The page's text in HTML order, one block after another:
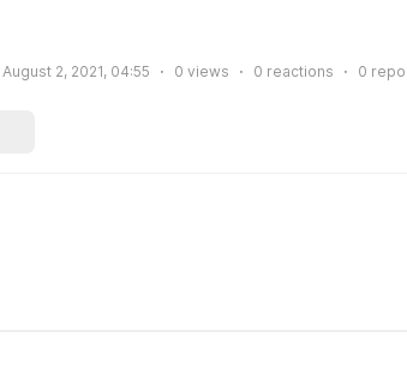
August 2, 2021, 04:55 0 views 0 reactions 0